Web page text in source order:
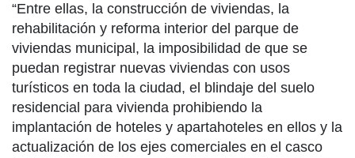
“Entre ellas, la construcción de viviendas, la
rehabilitación y reforma interior del parque de
viviendas municipal, la imposibilidad de que se
puedan registrar nuevas viviendas con usos
turísticos en toda la ciudad, el blindaje del suelo
residencial para vivienda prohibiendo la
implantación de hoteles y apartahoteles en ellos y la
actualización de los ejes comerciales en el casco